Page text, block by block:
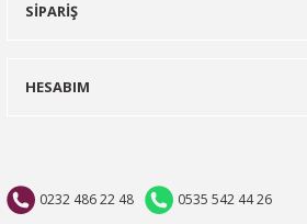
0232 486 22 48 0535 542 44 26
SİPARİŞ
HESABIM